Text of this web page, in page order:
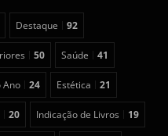
Destaque 92
50 Saúde 41
Ano 24 Estética 21
20 Indicação de Livros 19